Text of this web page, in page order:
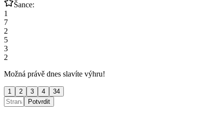
Šance:
1
7
2
5
3
2
Možná právě dnes slavíte výhru!
1 2 3 4
34
Potvrdit